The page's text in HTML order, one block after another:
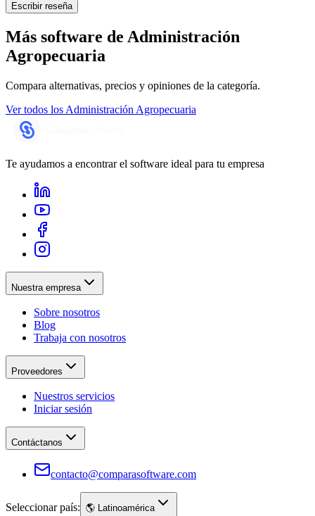
Escribir reseña
Más software de Administración
Agropecuaria
Compara alternativas, precios y opiniones de la categoría.
Ver todos los Administración Agropecuaria
Te ayudamos a encontrar el software ideal para tu empresa
Nuestra empresa
Sobre nosotros
Blog
Trabaja con nosotros
Proveedores
Nuestros servicios
Iniciar sesión
Contáctanos
contacto@comparasoftware.com
Seleccionar país: 🌎 Latinoamérica